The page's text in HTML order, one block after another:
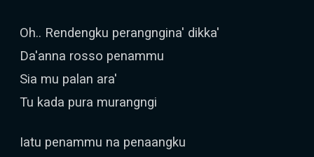
Oh.. Rendengku perangngina' dikka'
Da'anna rosso penammu
Sia mu palan ara'
Tu kada pura murangngi
Iatu penammu na penaangku